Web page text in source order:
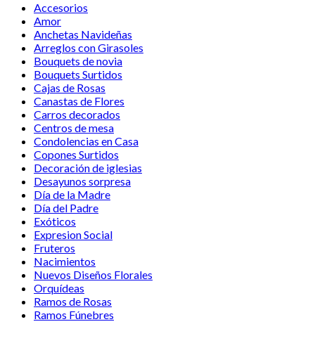
Accesorios
Amor
Anchetas Navideñas
Arreglos con Girasoles
Bouquets de novia
Bouquets Surtidos
Cajas de Rosas
Canastas de Flores
Carros decorados
Centros de mesa
Condolencias en Casa
Copones Surtidos
Decoración de iglesias
Desayunos sorpresa
Día de la Madre
Día del Padre
Exóticos
Expresion Social
Fruteros
Nacimientos
Nuevos Diseños Florales
Orquídeas
Ramos de Rosas
Ramos Fúnebres